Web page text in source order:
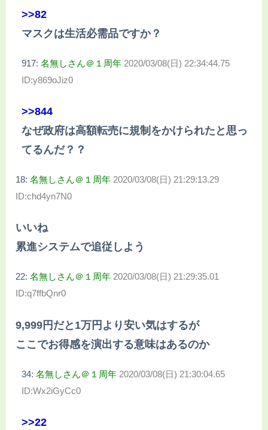
>>82
マスクは生活必需品ですか？
917: 名無しさん＠１周年 2020/03/08(日) 22:34:44.75
ID:y869oJiz0
>>844
なぜ政府は高額転売に規制をかけられたと思っ
てるんだ？？
18: 名無しさん＠１周年 2020/03/08(日) 21:29:13.29
ID:chd4yn7N0
いいね
累進システムで追従しよう
22: 名無しさん＠１周年 2020/03/08(日) 21:29:35.01
ID:q7ffbQnr0
9,999円だと1万円より安い気はするが
ここでお得感を演出する意味はあるのか
34: 名無しさん＠１周年 2020/03/08(日) 21:30:04.65
ID:Wx2iGyCc0
>>22